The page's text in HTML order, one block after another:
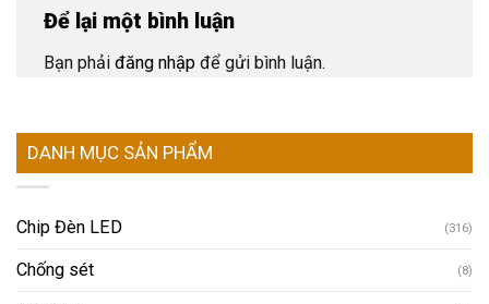
Để lại một bình luận
Bạn phải đăng nhập để gửi bình luận.
DANH MỤC SẢN PHẨM
Chip Đèn LED (316)
Chống sét (8)